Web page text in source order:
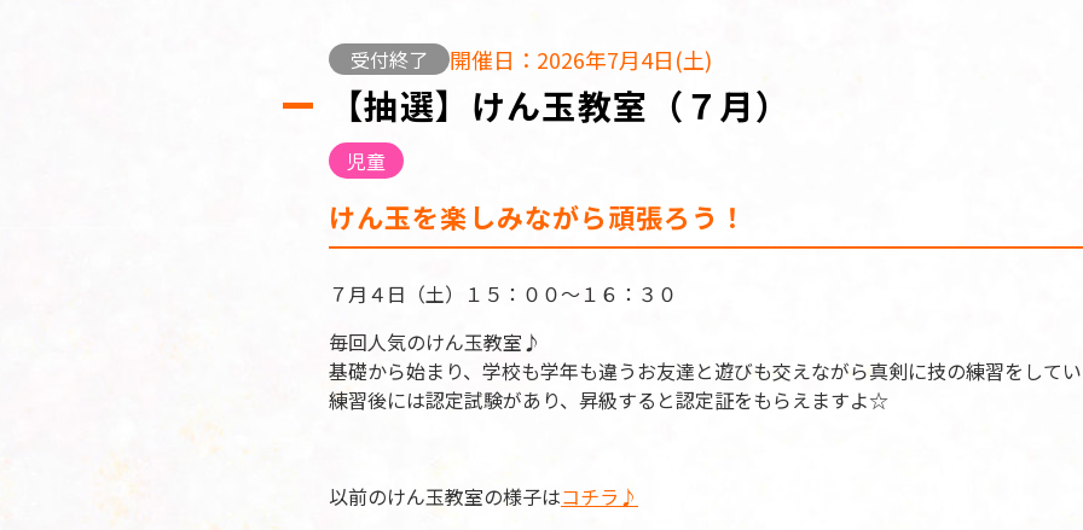
受付終了 開催日：2026年7月4日(土)
【抽選】けん玉教室（７月）
児童
けん玉を楽しみながら頑張ろう！
７月４日（土）１５：００～１６：３０
毎回人気のけん玉教室♪
基礎から始まり、学校も学年も違うお友達と遊びも交えながら真剣に技の練習をして
練習後には認定試験があり、昇級すると認定証をもらえますよ☆
以前のけん玉教室の様子はコチラ♪